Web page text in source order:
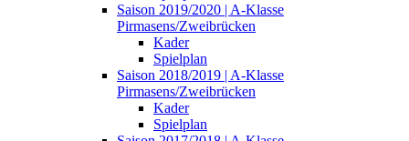
Saison 2019/2020 | A-Klasse
Pirmasens/Zweibrücken
Kader
Spielplan
Saison 2018/2019 | A-Klasse
Pirmasens/Zweibrücken
Kader
Spielplan